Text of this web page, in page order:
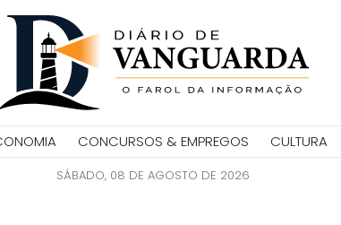
CONCURSOS & EMPREGOS CULTURA
SÁBADO, 08 DE AGOSTO DE 2026